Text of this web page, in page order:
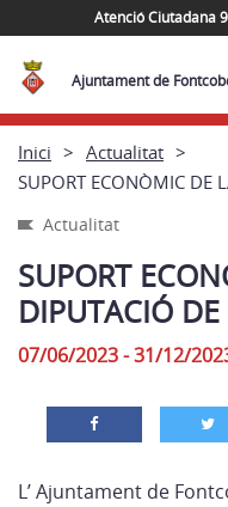
Atenció Ciutadana
Ajuntament de
Inici
Actualitat
SUPORT ECONÒMIC DE
Actualitat
SUPORT
DIPUTACIÓ
07/06/2023 - 31/12/
L’ Ajuntament de